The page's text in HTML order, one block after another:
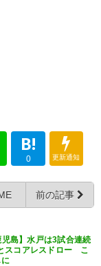
ーホック 2-
勝利、通算勝
4月 8
島よう決め
安静中)
B!
0 更新通知
前の記事
児島】水戸は3試合連続
スコアレスドロー こ